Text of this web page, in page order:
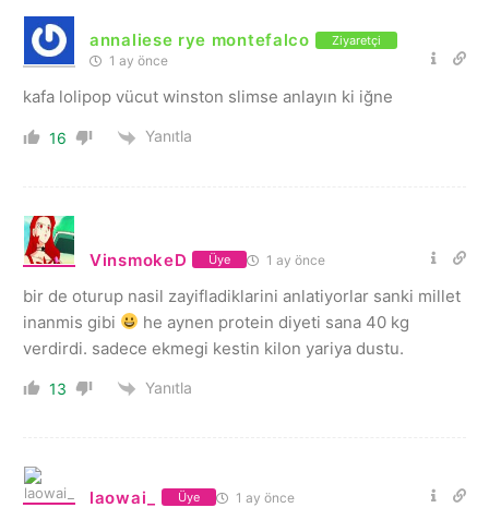
annaliese rye montefalco Ziyaretçi
1 ay önce
kafa lolipop vücut winston slimse anlayın ki iğne
16 Yanıtla
VinsmokeD Üye 1 ay önce
bir de oturup nasil zayifladiklarini anlatiyorlar sanki millet
inanmis gibi
he aynen protein diyeti sana 40 kg
verdirdi. sadece ekmegi kestin kilon yariya dustu.
13 Yanıtla
laowai_ Üye 1 ay önce